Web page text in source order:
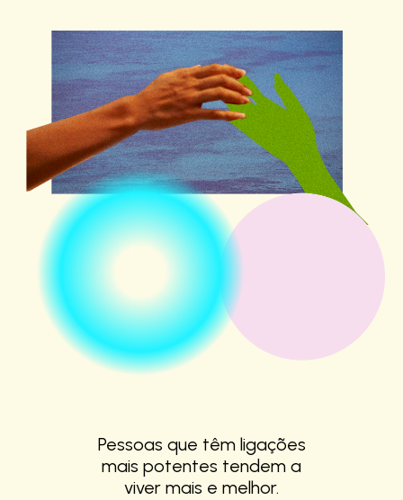
Pessoas que têm ligações
mais potentes tendem a
viver mais e melhor.